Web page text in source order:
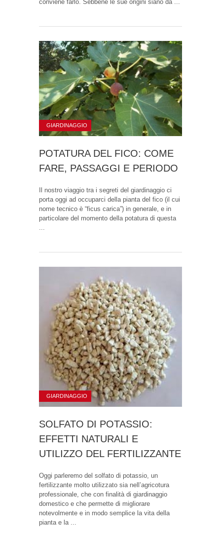
conviene farlo. Sebbene le sue origini siano da ...
GIARDINAGGIO
POTATURA DEL FICO: COME
FARE, PASSAGGI E PERIODO
Il nostro viaggio tra i segreti del giardinaggio ci
porta oggi ad occuparci della pianta del fico (il cui
nome tecnico è “ficus carica”) in generale, e in
particolare del momento della potatura di questa
...
GIARDINAGGIO
SOLFATO DI POTASSIO:
EFFETTI NATURALI E
UTILIZZO DEL FERTILIZZANTE
Oggi parleremo del solfato di potassio, un
fertilizzante molto utilizzato sia nell’agricotura
professionale, che con finalità di giardinaggio
domestico e che permette di migliorare
notevolmente e in modo semplice la vita della
pianta e la ...